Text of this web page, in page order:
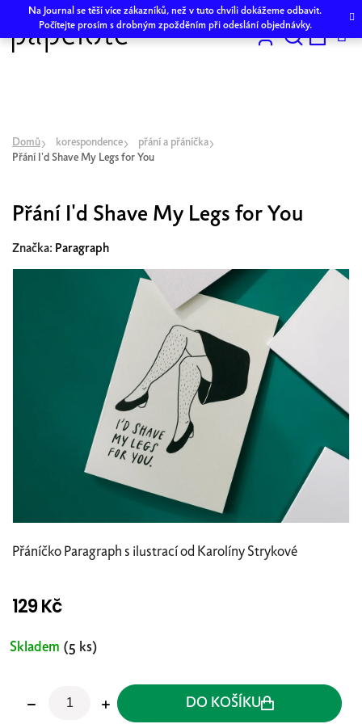
obsah
Na Journal se těší více zákazníků, než v tuto chvíli dokážeme odbavit.
Počítejte prosím s drobným zpožděním při odeslání objednávky.
Hledat
Domů korespondence
přání a přáníčka
Přání I'd Shave My Legs for You
Přáníčko Paragraph s ilustrací od Karolíny Strykové
129 Kč
Měrná
Skladem (5 ks)
DO KOŠÍKU
Přání I'd Shave My Legs for You
Značka: Paragraph